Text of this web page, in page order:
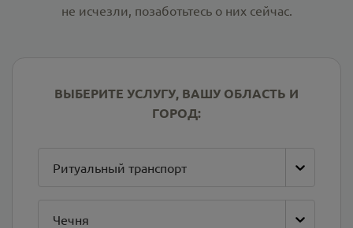
не исчезли, позаботьтесь о них сейчас.
ВЫБЕРИТЕ УСЛУГУ, ВАШУ ОБЛАСТЬ И
ГОРОД:
Ритуальный транспорт
Чечня